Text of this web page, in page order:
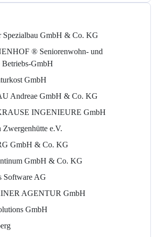
Spezialbau GmbH & Co. KG
® Seniorenwohn- und
Betriebs-GmbH
GmbH
Andreae GmbH & Co. KG
INGENIEURE GmbH
Zwergenhütte e.V.
GmbH & Co. KG
GmbH & Co. KG
Software AG
AGENTUR GmbH
GmbH